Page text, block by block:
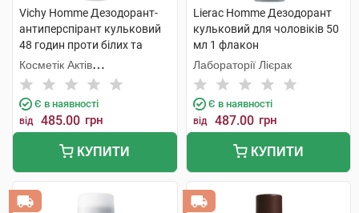
Vichy Homme Дезодорант-
антиперспірант кульковий
48 годин проти білих та
жовтих плям на одязі, для
чоловіків 50 мл 1 флакон
Косметік Актів
Інтернаціональ
Є в наявності
від 485.00 грн
КУПИТИ
Lierac Homme Дезодорант
кульковий для чоловіків 50
мл 1 флакон
Лабораторії Лієрак
Є в наявності
від 487.00 грн
КУПИТИ